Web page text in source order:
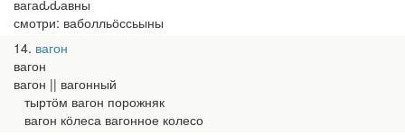
вагаԃԃавны
смотри: ваболльӧссьыны
14 вагон
вагон
вагон || вагонный
тыртӧм вагон порожняк
вагон кӧлеса вагонное колесо